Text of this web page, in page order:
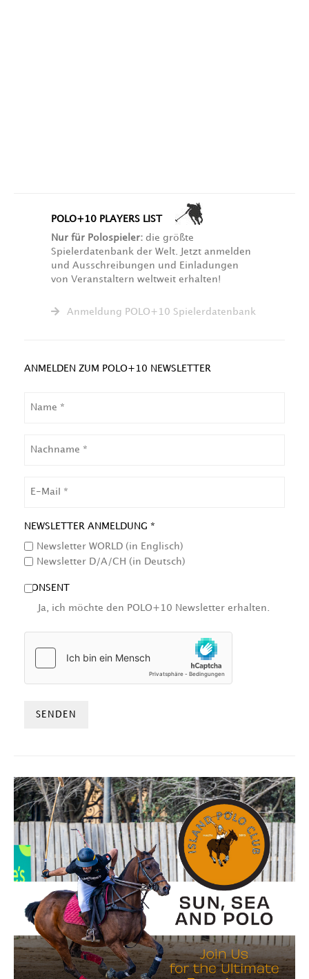
POLO+10 PLAYERS LIST
Nur für Polospieler: die größte
Spielerdatenbank der Welt. Jetzt anmelden
und Ausschreibungen und Einladungen
von Veranstaltern weltweit erhalten!
Anmeldung POLO+10 Spielerdatenbank
ANMELDEN ZUM POLO+10 NEWSLETTER
NEWSLETTER ANMELDUNG *
Newsletter WORLD (in Englisch)
Newsletter D/A/CH (in Deutsch)
CONSENT
Ja, ich möchte den POLO+10 Newsletter erhalten.